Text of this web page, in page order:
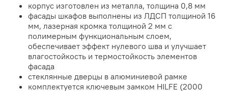
корпус изготовлен из металла, толщина 0,8 мм
фасады шкафов выполнены из ЛДСП толщиной 16
мм, лазерная кромка толщиной 2 мм с
полимерным функциональным слоем,
обеспечивает эффект нулевого шва и улучшает
влагостойкость и термостойкость элементов
фасада
стеклянные дверцы в алюминиевой рамке
комплектуется ключевым замком HILFE (2000